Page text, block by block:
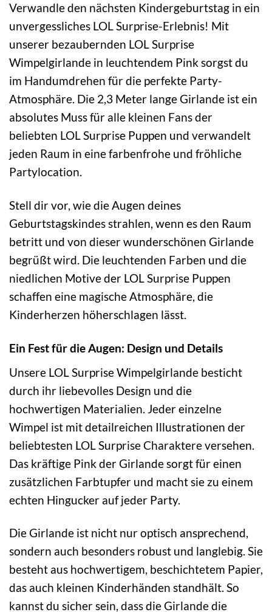
Verwandle den nächsten Kindergeburtstag in ein
unvergessliches LOL Surprise-Erlebnis! Mit
unserer bezaubernden LOL Surprise
Wimpelgirlande in leuchtendem Pink sorgst du
im Handumdrehen für die perfekte Party-
Atmosphäre. Die 2,3 Meter lange Girlande ist ein
absolutes Muss für alle kleinen Fans der
beliebten LOL Surprise Puppen und verwandelt
jeden Raum in eine farbenfrohe und fröhliche
Partylocation.
Stell dir vor, wie die Augen deines
Geburtstagskindes strahlen, wenn es den Raum
betritt und von dieser wunderschönen Girlande
begrüßt wird. Die leuchtenden Farben und die
niedlichen Motive der LOL Surprise Puppen
schaffen eine magische Atmosphäre, die
Kinderherzen höherschlagen lässt.
Ein Fest für die Augen: Design und Details
Unsere LOL Surprise Wimpelgirlande besticht
durch ihr liebevolles Design und die
hochwertigen Materialien. Jeder einzelne
Wimpel ist mit detailreichen Illustrationen der
beliebtesten LOL Surprise Charaktere versehen.
Das kräftige Pink der Girlande sorgt für einen
zusätzlichen Farbtupfer und macht sie zu einem
echten Hingucker auf jeder Party.
Die Girlande ist nicht nur optisch ansprechend,
sondern auch besonders robust und langlebig. Sie
besteht aus hochwertigem, beschichtetem Papier,
das auch kleinen Kinderhänden standhält. So
kannst du sicher sein, dass die Girlande die